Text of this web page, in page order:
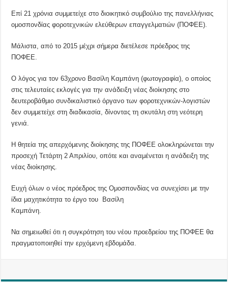
Επί 21 χρόνια συμμετείχε στο διοικητικό συμβούλιο της πανελλήνιας
ομοσπονδίας φοροτεχνικών ελεύθερων επαγγελματιών (ΠΟΦΕΕ).
Μάλιστα, από το 2015 μέχρι σήμερα διετέλεσε πρόεδρος της
ΠΟΦΕΕ.
Ο λόγος για τον 63χρονο Βασίλη Καμπάνη (φωτογραφία), ο οποίος
στις τελευταίες εκλογές για την ανάδειξη νέας διοίκησης στο
δευτεροβάθμιο συνδικαλιστικό όργανο των φοροτεχνικών-λογιστών
δεν συμμετείχε στη διαδικασία, δίνοντας τη σκυτάλη στη νεότερη
γενιά.
Η θητεία της απερχόμενης διοίκησης της ΠΟΦΕΕ ολοκληρώνεται την
προσεχή Τετάρτη 2 Απριλίου, οπότε και αναμένεται η ανάδειξη της
νέας διοίκησης.
Ευχή όλων ο νέος πρόεδρος της Ομοσπονδίας να συνεχίσει με την
ίδια μαχητικότητα το έργο του Βασίλη
Καμπάνη.
Να σημειωθεί ότι η συγκρότηση του νέου προεδρείου της ΠΟΦΕΕ θα
πραγματοποιηθεί την ερχόμενη εβδομάδα.